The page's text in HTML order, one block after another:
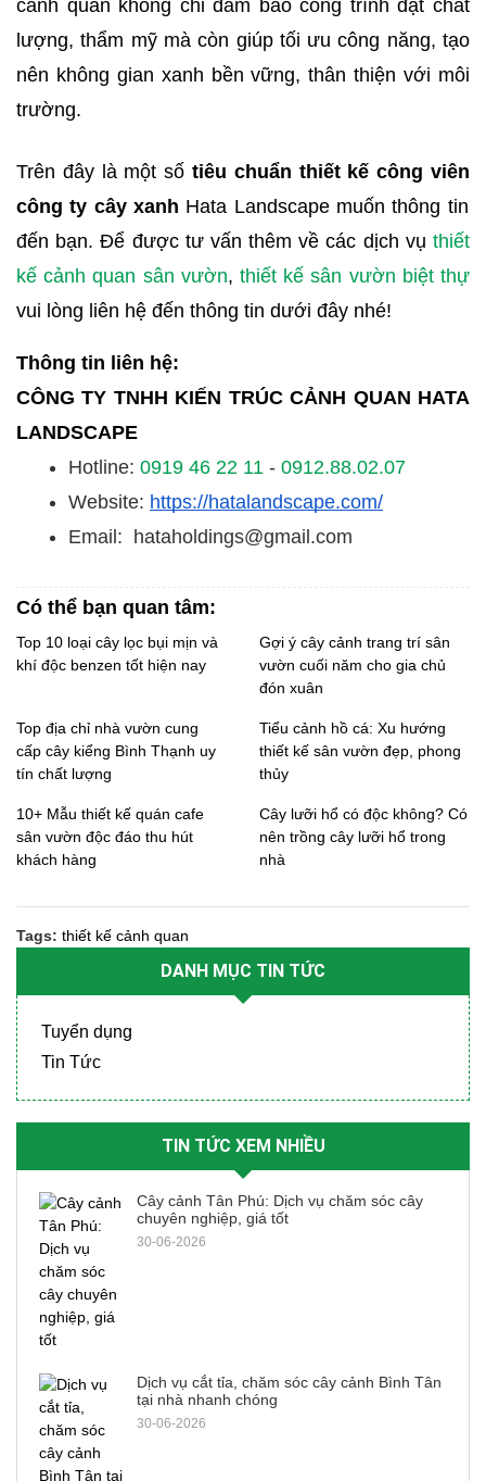
cảnh quan không chỉ đảm bảo công trình đạt chất
lượng, thẩm mỹ mà còn giúp tối ưu công năng, tạo
nên không gian xanh bền vững, thân thiện với môi
trường.
Trên đây là một số tiêu chuẩn thiết kế công viên
công ty cây xanh Hata Landscape muốn thông tin
đến bạn. Để được tư vấn thêm về các dịch vụ thiết
kế cảnh quan sân vườn,thiết kế sân vườn biệt thự
vui lòng liên hệ đến thông tin dưới đây nhé!
Thông tin liên hệ:
CÔNG TY TNHH KIẾN TRÚC CẢNH QUAN HATA
LANDSCAPE
Hotline: 0919 46 22 11 - 0912.88.02.07
Website: https://hatalandscape.com/
Email: hataholdings@gmail.com
Có thể bạn quan tâm:
Top 10 loại cây lọc bụi mịn và
khí độc benzen tốt hiện nay
Gợi ý cây cảnh trang trí sân
vườn cuối năm cho gia chủ
đón xuân
Top địa chỉ nhà vườn cung
cấp cây kiểng Bình Thạnh uy
tín chất lượng
Tiểu cảnh hồ cá: Xu hướng
thiết kế sân vườn đẹp, phong
thủy
10+ Mẫu thiết kế quán cafe
sân vườn độc đáo thu hút
khách hàng
Cây lưỡi hổ có độc không? Có
nên trồng cây lưỡi hổ trong
nhà
Tags: thiết kế cảnh quan
DANH MỤC TIN TỨC
Tuyển dụng
Tin Tức
TIN TỨC XEM NHIỀU
Cây cảnh Tân Phú: Dịch vụ chăm sóc cây
chuyên nghiệp, giá tốt
30-06-2026
Dịch vụ cắt tỉa, chăm sóc cây cảnh Bình Tân
tại nhà nhanh chóng
30-06-2026